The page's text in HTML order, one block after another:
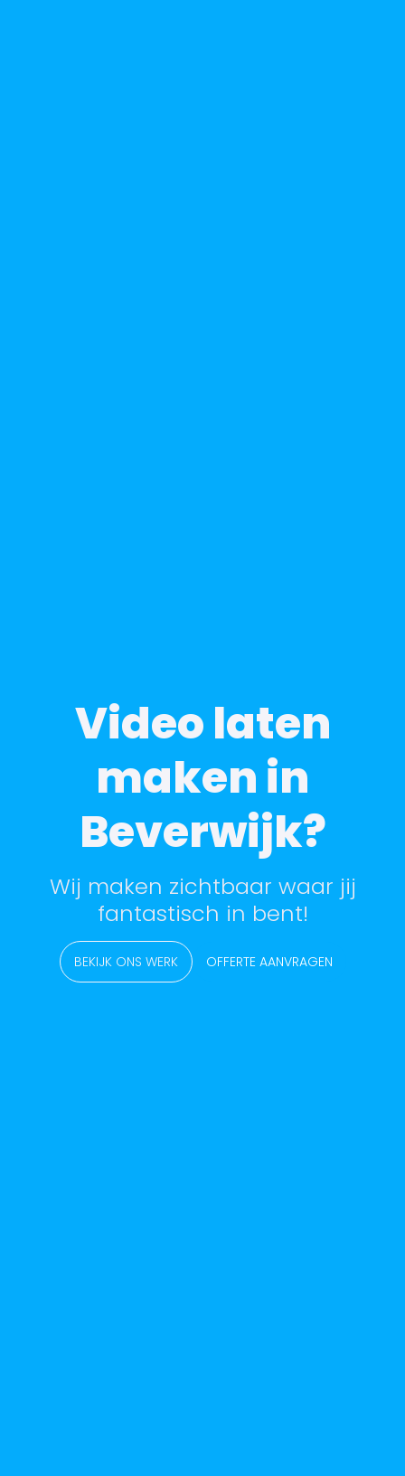
Video laten
maken in
Beverwijk?
Wij maken zichtbaar waar jij
fantastisch in bent!
BEKIJK ONS WERK OFFERTE AANVRAGEN